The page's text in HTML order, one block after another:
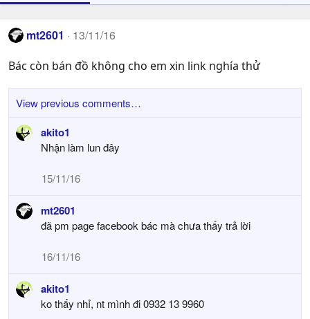
mt2601 13/11/16
Bác còn bán đồ không cho em xin link nghía thử
View previous comments…
akito1
Nhận làm lun đây
15/11/16
mt2601
đã pm page facebook bác mà chưa thấy trả lời
16/11/16
akito1
ko thấy nhỉ, nt mình đi 0932 13 9960